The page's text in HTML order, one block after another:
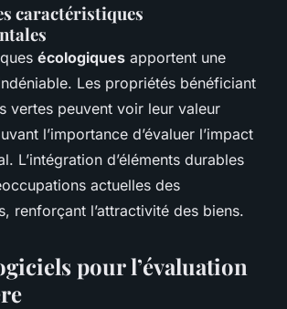
caractéristiques
écologiques apportent une
Les propriétés bénéficiant
vertes peuvent voir leur valeur
l’importance d’évaluer l’impact
L’intégration d’éléments durables
actuelles des
renforçant l’attractivité des biens.
pour l’évaluation